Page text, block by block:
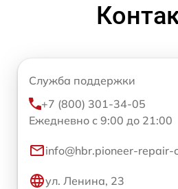
Служба поддержки
+7 (800) 301-34-05
Ежедневно с 9:00 до 21:00
info@hbr.pioneer-repair-
ул. Ленина, 23